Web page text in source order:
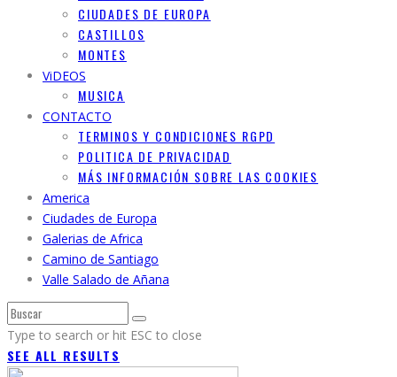
CIUDADES DE EUROPA
CASTILLOS
MONTES
ViDEOS
MUSICA
CONTACTO
TERMINOS Y CONDICIONES RGPD
POLITICA DE PRIVACIDAD
MÁS INFORMACIÓN SOBRE LAS COOKIES
America
Ciudades de Europa
Galerias de Africa
Camino de Santiago
Valle Salado de Añana
Type to search or hit ESC to close
SEE ALL RESULTS